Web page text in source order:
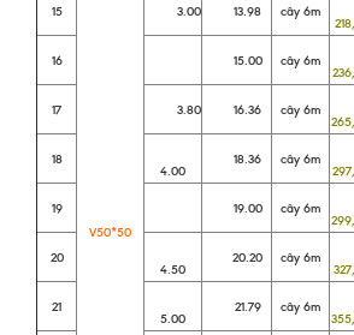
15
V50*50
3.00 13.98 cây 6m
16 15.00 cây 6m
17 3.80 16.36 cây 6m
18
4.00
18.36 cây 6m
19 19.00 cây 6m
20
4.50
20.20 cây 6m
21
5.00
21.79 cây 6m